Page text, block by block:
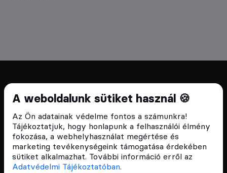
A weboldalunk sütiket használ 🍪
Az Ön adatainak védelme fontos a számunkra!
Tájékoztatjuk, hogy honlapunk a felhasználói élmény
fokozása, a webhelyhasználat megértése és
marketing tevékenységeink támogatása érdekében
sütiket alkalmazhat. További információ erről az
Adatvédelmi Tájékoztatóban.
Cryptofalka 2018 óta
Szívünkön viseljük a blokklánc technológia
népszerűsítését Magyarországon, ezért 2018 óta a
Cryptofalka célja, hogy biztosítsa a hazai közösség
és vállalatok digitális oktatását és fejlődését.